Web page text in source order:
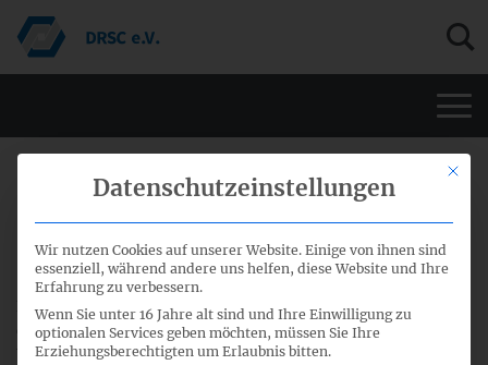
16. August 2018
EFRAG Endorsement Status Report
EFRAG veröffentlichte einen aktuellen Bericht
des Übernahmeprozesses, der die ARC-Zustimmung zur
Übernahme von IFRIC 23Uncertainty over Income Tax
Mit
Datenschutzeinstellungen
Wir nutzen Cookies auf unserer Website. Einige von ihnen sind
essenziell, während andere uns helfen, diese Website und Ihre
Erfahrung zu verbessern.
Wenn Sie unter 16 Jahre alt sind und Ihre Einwilligung zu
optionalen Services geben möchten, müssen Sie Ihre
Erziehungsberechtigten um Erlaubnis bitten.